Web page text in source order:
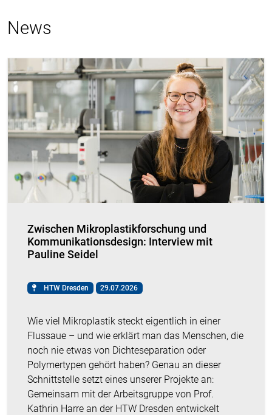
News
Zwischen Mikroplastikforschung und
Kommunikationsdesign: Interview mit
Pauline Seidel
HTW Dresden 29.07.2026
Wie viel Mikroplastik steckt eigentlich in einer
Flussaue – und wie erklärt man das Menschen, die
noch nie etwas von Dichteseparation oder
Polymertypen gehört haben? Genau an dieser
Schnittstelle setzt eines unserer Projekte an:
Gemeinsam mit der Arbeitsgruppe von Prof.
Kathrin Harre an der HTW Dresden entwickelt